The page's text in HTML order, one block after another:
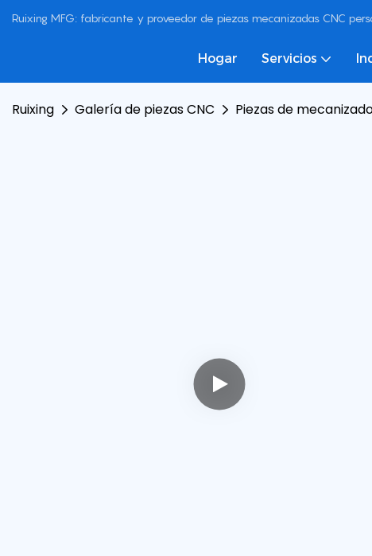
Ruixing MFG: fabricante y proveedor de piezas mecanizadas CNC
Hogar Servicios
Ruixing Galería de piezas CNC Piezas de